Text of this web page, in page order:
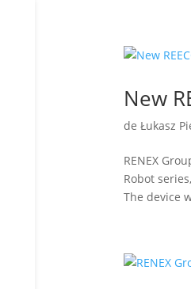
New
de Łukasz
RENEX
Robot
The device